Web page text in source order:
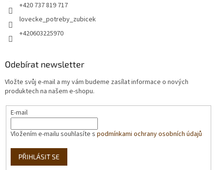
+420 737 819 717
lovecke_potreby_zubicek
+420603225970
Odebírat newsletter
Vložte svůj e-mail a my vám budeme zasílat informace o nových
produktech na našem e-shopu.
E-mail
Vložením e-mailu souhlasíte s podmínkami ochrany osobních údajů
PŘIHLÁSIT SE